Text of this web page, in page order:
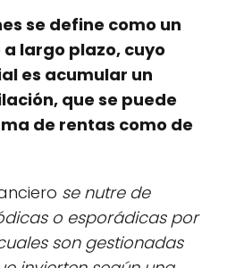
se define como un
largo plazo, cuyo
es acumular un
que se puede
de rentas como de
se nutre de
o esporádicas por
son gestionadas